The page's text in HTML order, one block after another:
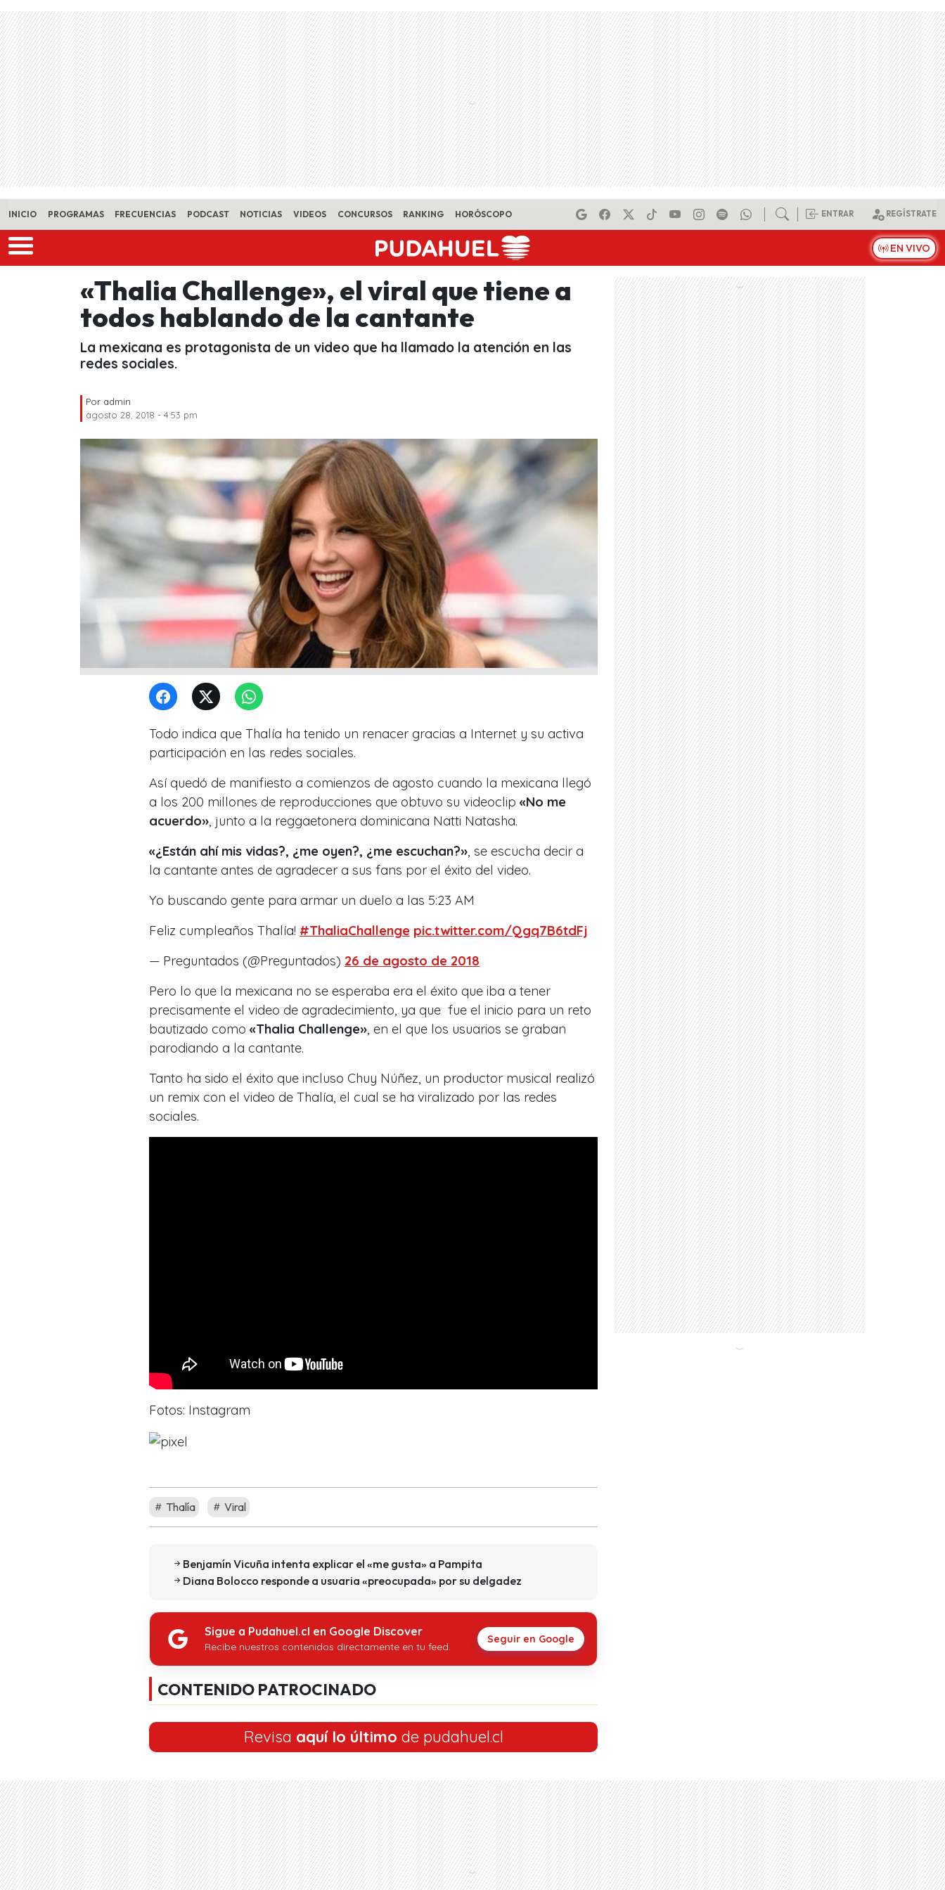
Skip to main content
INICIO PROGRAMAS FRECUENCIAS PODCAST NOTICIAS VIDEOS CONCURSOS RANKING HORÓSCOPO ENTRAR REGÍSTRATE
EN VIVO
«Thalia Challenge», el viral que tiene a
todos hablando de la cantante
La mexicana es protagonista de un video que ha llamado la atención en las
redes sociales.
Por admin
agosto 28, 2018 - 4:53 pm
Todo indica que Thalía ha tenido un renacer gracias a Internet y su activa
participación en las redes sociales.
Así quedó de manifiesto a comienzos de agosto cuando la mexicana llegó
a los 200 millones de reproducciones que obtuvo su videoclip «No me
acuerdo», junto a la reggaetonera dominicana Natti Natasha.
«¿Están ahí mis vidas?, ¿me oyen?, ¿me escuchan?», se escucha decir a
la cantante antes de agradecer a sus fans por el éxito del video.
Yo buscando gente para armar un duelo a las 5:23 AM
Feliz cumpleaños Thalía! #ThaliaChallenge pic.twitter.com/Qgq7B6tdFj
— Preguntados (@Preguntados) 26 de agosto de 2018
Pero lo que la mexicana no se esperaba era el éxito que iba a tener
precisamente el video de agradecimiento, ya que fue el inicio para un reto
bautizado como «Thalia Challenge», en el que los usuarios se graban
parodiando a la cantante.
Tanto ha sido el éxito que incluso Chuy Núñez, un productor musical realizó
un remix con el video de Thalía, el cual se ha viralizado por las redes
sociales.
Fotos: Instagram
Thalía Viral
Benjamín Vicuña intenta explicar el «me gusta» a Pampita
Diana Bolocco responde a usuaria «preocupada» por su delgadez
Sigue a Pudahuel.cl en Google Discover
Recibe nuestros contenidos directamente en tu feed.
Seguir en Google
CONTENIDO PATROCINADO
Revisa aquí lo último de pudahuel.cl